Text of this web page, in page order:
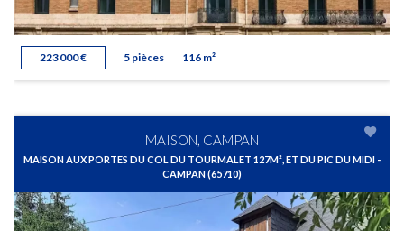
223 000 € 5 pièces 116 m²
MAISON, CAMPAN
MAISON AUX PORTES DU COL DU TOURMALET 127M², ET DU PIC DU MIDI -
CAMPAN (65710)